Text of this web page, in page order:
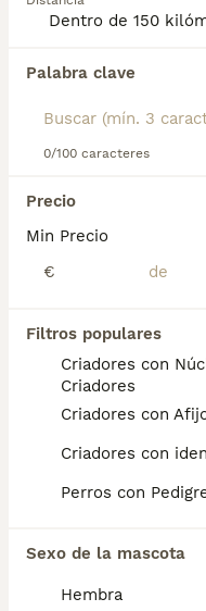
Palabra clave
0/100 caracteres
Precio
Min Precio
€
Filtros populares
Criadores con
Criadores
Criadores con
Criadores con
Perros con
Sexo de la mascota
Hembra
para obtener
Encontramos 0
Si deseas
búsqueda y
Preguntas
¿Cuánto
de Akita
El coste medio
en España es de
aunque los
factores como el
¿Es un